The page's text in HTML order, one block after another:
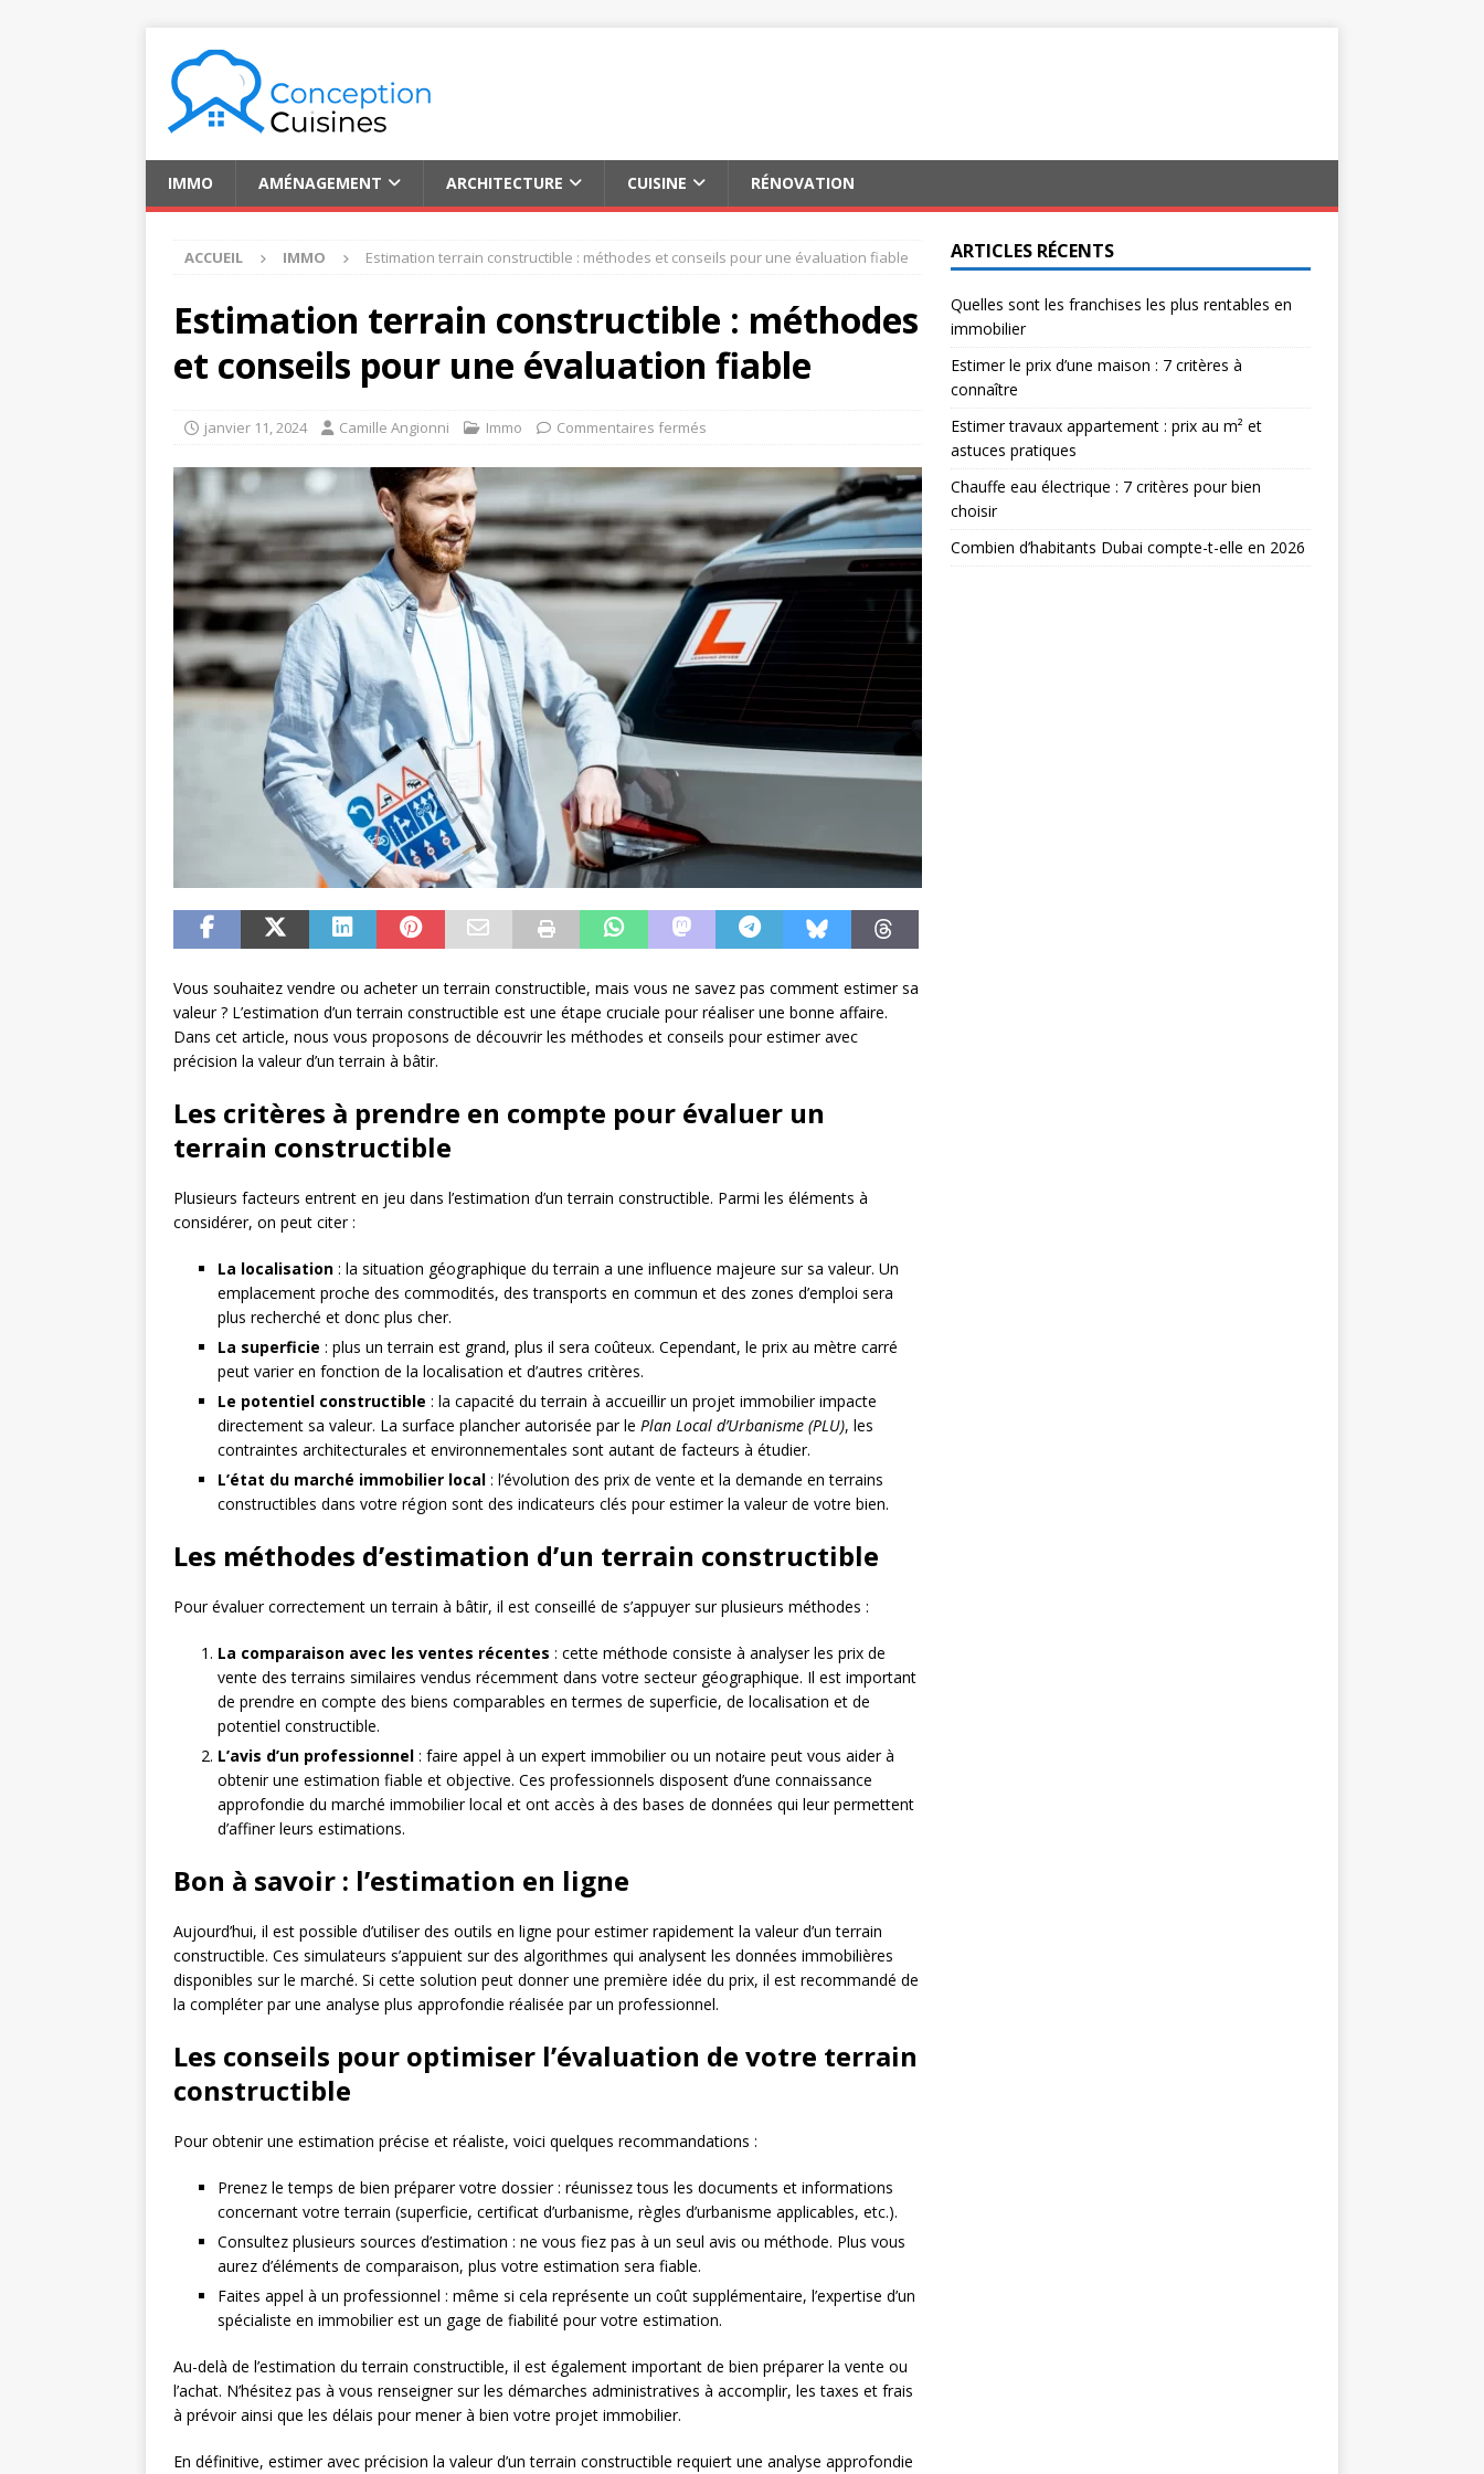
IMMO AMÉNAGEMENT ARCHITECTURE CUISINE RÉNOVATION
ACCUEIL IMMO Estimation terrain constructible : méthodes et conseils pour une évaluation fiable
Estimation terrain constructible : méthodes
et conseils pour une évaluation fiable
janvier 11, 2024 Camille Angionni Immo Commentaires fermés
Vous souhaitez vendre ou acheter un terrain constructible, mais vous ne savez pas comment estimer sa
valeur ? L’estimation d’un terrain constructible est une étape cruciale pour réaliser une bonne affaire.
Dans cet article, nous vous proposons de découvrir les méthodes et conseils pour estimer avec
précision la valeur d’un terrain à bâtir.
Les critères à prendre en compte pour évaluer un
terrain constructible
Plusieurs facteurs entrent en jeu dans l’estimation d’un terrain constructible. Parmi les éléments à
considérer, on peut citer :
La localisation : la situation géographique du terrain a une influence majeure sur sa valeur. Un
emplacement proche des commodités, des transports en commun et des zones d’emploi sera
plus recherché et donc plus cher.
La superficie : plus un terrain est grand, plus il sera coûteux. Cependant, le prix au mètre carré
peut varier en fonction de la localisation et d’autres critères.
Le potentiel constructible : la capacité du terrain à accueillir un projet immobilier impacte
directement sa valeur. La surface plancher autorisée par le Plan Local d’Urbanisme (PLU), les
contraintes architecturales et environnementales sont autant de facteurs à étudier.
L’état du marché immobilier local : l’évolution des prix de vente et la demande en terrains
constructibles dans votre région sont des indicateurs clés pour estimer la valeur de votre bien.
Les méthodes d’estimation d’un terrain constructible
Pour évaluer correctement un terrain à bâtir, il est conseillé de s’appuyer sur plusieurs méthodes :
La comparaison avec les ventes récentes : cette méthode consiste à analyser les prix de
vente des terrains similaires vendus récemment dans votre secteur géographique. Il est important
de prendre en compte des biens comparables en termes de superficie, de localisation et de
potentiel constructible.
L’avis d’un professionnel : faire appel à un expert immobilier ou un notaire peut vous aider à
obtenir une estimation fiable et objective. Ces professionnels disposent d’une connaissance
approfondie du marché immobilier local et ont accès à des bases de données qui leur permettent
d’affiner leurs estimations.
Bon à savoir : l’estimation en ligne
Aujourd’hui, il est possible d’utiliser des outils en ligne pour estimer rapidement la valeur d’un terrain
constructible. Ces simulateurs s’appuient sur des algorithmes qui analysent les données immobilières
disponibles sur le marché. Si cette solution peut donner une première idée du prix, il est recommandé de
la compléter par une analyse plus approfondie réalisée par un professionnel.
Les conseils pour optimiser l’évaluation de votre terrain
constructible
Pour obtenir une estimation précise et réaliste, voici quelques recommandations :
Prenez le temps de bien préparer votre dossier : réunissez tous les documents et informations
concernant votre terrain (superficie, certificat d’urbanisme, règles d’urbanisme applicables, etc.).
Consultez plusieurs sources d’estimation : ne vous fiez pas à un seul avis ou méthode. Plus vous
aurez d’éléments de comparaison, plus votre estimation sera fiable.
Faites appel à un professionnel : même si cela représente un coût supplémentaire, l’expertise d’un
spécialiste en immobilier est un gage de fiabilité pour votre estimation.
Au-delà de l’estimation du terrain constructible, il est également important de bien préparer la vente ou
l’achat. N’hésitez pas à vous renseigner sur les démarches administratives à accomplir, les taxes et frais
à prévoir ainsi que les délais pour mener à bien votre projet immobilier.
En définitive, estimer avec précision la valeur d’un terrain constructible requiert une analyse approfondie
ARTICLES RÉCENTS
Quelles sont les franchises les plus rentables en
immobilier
Estimer le prix d’une maison : 7 critères à
connaître
Estimer travaux appartement : prix au m² et
astuces pratiques
Chauffe eau électrique : 7 critères pour bien
choisir
Combien d’habitants Dubai compte-t-elle en 2026